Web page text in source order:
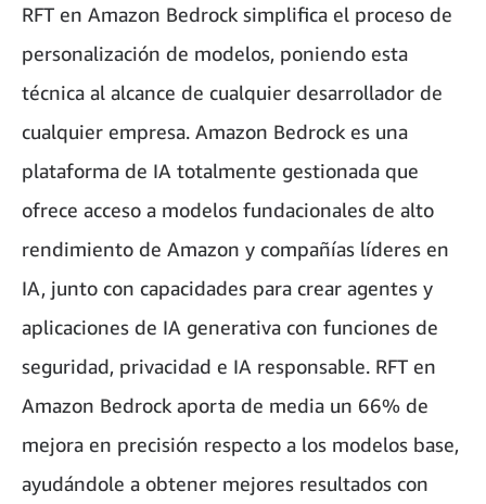
RFT en Amazon Bedrock simplifica el proceso de
personalización de modelos, poniendo esta
técnica al alcance de cualquier desarrollador de
cualquier empresa. Amazon Bedrock es una
plataforma de IA totalmente gestionada que
ofrece acceso a modelos fundacionales de alto
rendimiento de Amazon y compañías líderes en
IA, junto con capacidades para crear agentes y
aplicaciones de IA generativa con funciones de
seguridad, privacidad e IA responsable. RFT en
Amazon Bedrock aporta de media un 66% de
mejora en precisión respecto a los modelos base,
ayudándole a obtener mejores resultados con